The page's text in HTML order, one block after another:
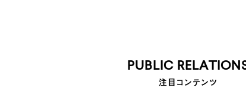
PUBLIC
注目コンテンツ